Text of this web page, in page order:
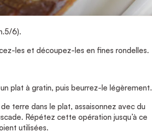
6).
les et découpez-les en fines rondelles.
plat à gratin, puis beurrez-le légèrement.
terre dans le plat, assaisonnez avec du
Répétez cette opération jusqu’à ce
utilisées.